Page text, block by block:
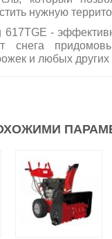
нужную
617TGE -
снега
и любых других